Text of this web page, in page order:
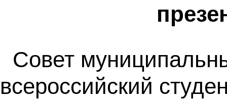
Совет
всероссийский